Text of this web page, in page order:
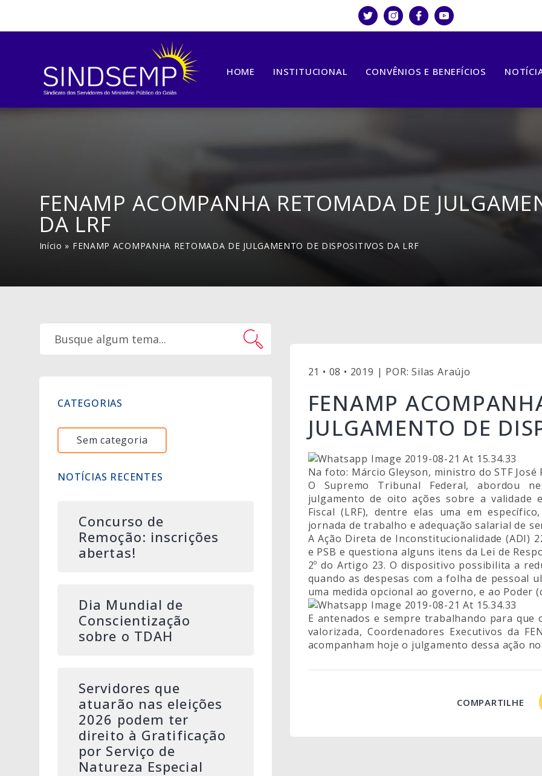
HOME INSTITUCIONAL CONVÊNIOS E BENEFÍCIOS
FENAMP ACOMPANHA RETOMADA DE
DA LRF
Início » FENAMP ACOMPANHA RETOMADA DE JULGAMENTO DE DISPOSITIVOS DA LRF
CATEGORIAS
Sem categoria
NOTÍCIAS RECENTES
Concurso de
Remoção: inscrições
abertas!
Dia Mundial de
Conscientização
sobre o TDAH
Servidores que
atuarão nas eleições
2026 podem ter
direito à Gratificação
por Serviço de
Natureza Especial
21 • 08 • 2019 | POR: Silas Araújo
FENAMP
JULGAMENTO DE
Na foto: Márcio Gleyson, ministro do STF
O Supremo Tribunal Federal, abordou
julgamento de oito ações sobre a validade
Fiscal (LRF), dentre elas uma em
jornada de trabalho e adequação salarial de
A Ação Direta de Inconstitucionalidade (ADI)
e PSB e questiona alguns itens da Lei de
2º do Artigo 23. O dispositivo possibilita a
quando as despesas com a folha de pessoal
uma medida opcional ao governo, e ao Poder
E antenados e sempre trabalhando para
valorizada, Coordenadores Executivos da
acompanham hoje o julgamento dessa ação
COMPARTILHE